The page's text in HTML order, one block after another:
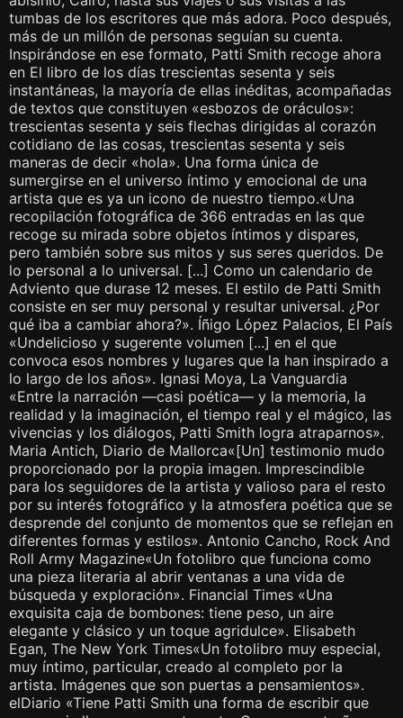
tumbas de los escritores que más adora. Poco después,
más de un millón de personas seguían su cuenta.
Inspirándose en ese formato, Patti Smith recoge ahora
en El libro de los días trescientas sesenta y seis
instantáneas, la mayoría de ellas inéditas, acompañadas
de textos que constituyen «esbozos de oráculos»:
trescientas sesenta y seis flechas dirigidas al corazón
cotidiano de las cosas, trescientas sesenta y seis
maneras de decir «hola». Una forma única de
sumergirse en el universo íntimo y emocional de una
artista que es ya un icono de nuestro tiempo.«Una
recopilación fotográfica de 366 entradas en las que
recoge su mirada sobre objetos íntimos y dispares,
pero también sobre sus mitos y sus seres queridos. De
lo personal a lo universal. [...] Como un calendario de
Adviento que durase 12 meses. El estilo de Patti Smith
consiste en ser muy personal y resultar universal. ¿Por
qué iba a cambiar ahora?». Íñigo López Palacios, El País
«Undelicioso y sugerente volumen [...] en el que
convoca esos nombres y lugares que la han inspirado a
lo largo de los años». Ignasi Moya, La Vanguardia
«Entre la narración —casi poética— y la memoria, la
realidad y la imaginación, el tiempo real y el mágico, las
vivencias y los diálogos, Patti Smith logra atraparnos».
Maria Antich, Diario de Mallorca«[Un] testimonio mudo
proporcionado por la propia imagen. Imprescindible
para los seguidores de la artista y valioso para el resto
por su interés fotográfico y la atmosfera poética que se
desprende del conjunto de momentos que se reflejan en
diferentes formas y estilos». Antonio Cancho, Rock And
Roll Army Magazine«Un fotolibro que funciona como
una pieza literaria al abrir ventanas a una vida de
búsqueda y exploración». Financial Times «Una
exquisita caja de bombones: tiene peso, un aire
elegante y clásico y un toque agridulce». Elisabeth
Egan, The New York Times«Un fotolibro muy especial,
muy íntimo, particular, creado al completo por la
artista. Imágenes que son puertas a pensamientos».
elDiario «Tiene Patti Smith una forma de escribir que